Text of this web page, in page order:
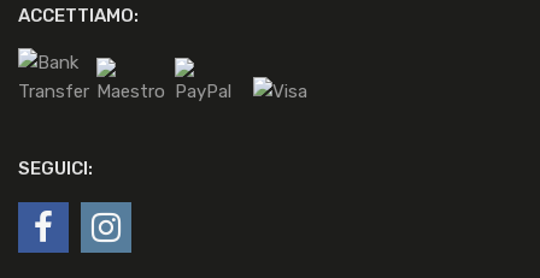
ACCETTIAMO:
SEGUICI: